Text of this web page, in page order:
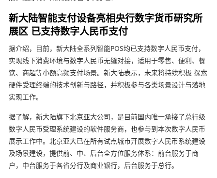
新大陆智能支付设备亮相央行数字货币研究所
展区 已支持数字人民币支付
据介绍，目前，新大陆全系列智能POS均已支持数字人民币支付，
实现线下消费环境与数字人民币无缝对接，适用于零售、便利、餐
饮、商超等小额高频支付场景。新大陆表示，未来将持续积极 探索
硬件受理终端的技术创新与路径，并积极参与各类场景设计与落地
实现工作。
据了解，新大陆旗下北京亚大公司，是目前国内唯一承接了总行级
数字人民币受理系统建设的软件服务商，也参与到本次数字人民币
展示工作中。北京亚大已在所有试点城市开展数字人民币系统建设
及场景建设，提供前、中、后台全方位服务体系：前台服务于商
户，中台服务于各省分行及商业银行，后台服务于总行。